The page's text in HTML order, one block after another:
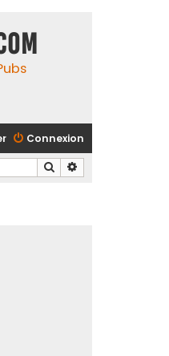
Connexion
Rechercher